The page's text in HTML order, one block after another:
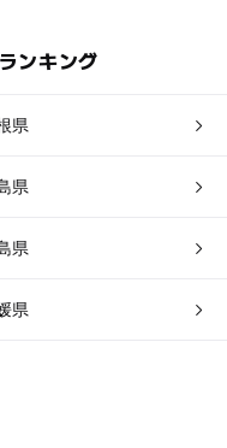
ンキング
県
県
県
県